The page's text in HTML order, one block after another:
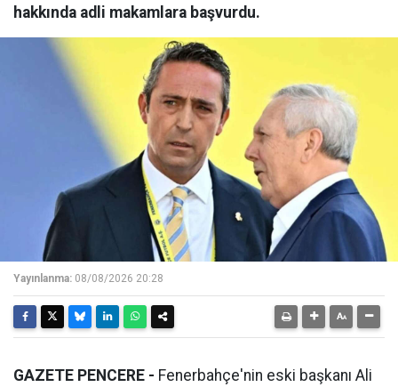
hakkında adli makamlara başvurdu.
Yayınlanma: 08/08/2026 20:28
GAZETE PENCERE - Fenerbahçe'nin eski başkanı Ali